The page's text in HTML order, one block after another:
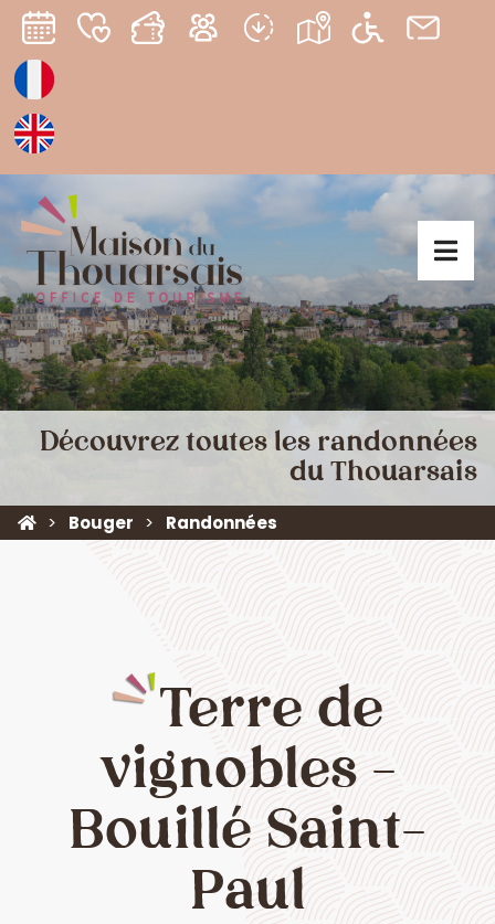
Découvrez toutes les randonnées
du Thouarsais
Bouger Randonnées
Terre de
vignobles -
Bouillé Saint-
Paul